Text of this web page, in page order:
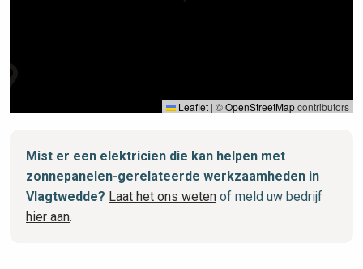
Leaflet | ©OpenStreetMapcontributors
Mist er een elektricien die kan helpen met
zonnepanelen-gerelateerde werkzaamheden in
Vlagtwedde? Laat het ons weten of meld uw bedrijf
hier aan.